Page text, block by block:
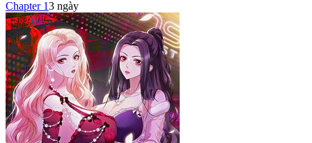
Chapter 13 ngày